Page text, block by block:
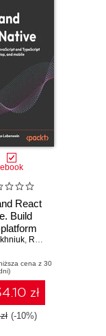
ebook
React
Build
and
mobile
Edition
, Rodrigo Lobenwein
cena z 30
zł
(-10%)